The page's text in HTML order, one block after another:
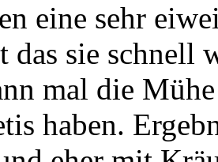
eine sehr
das sie schnell
mal die
haben.